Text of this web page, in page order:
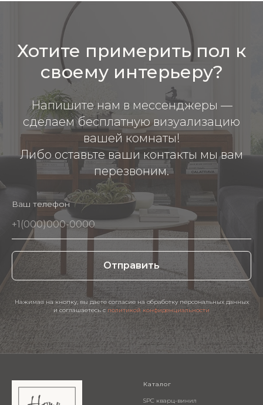
Хотите примерить пол к
своему интерьеру?
Напишите нам в мессенджеры —
сделаем бесплатную визуализацию
вашей комнаты!
Либо оставьте ваши контакты мы вам
перезвоним.
Ваш телефон
Отправить
Нажимая на кнопку, вы даете согласие на обработку персональных данных
и соглашаетесь c политикой конфиденциальности
Каталог
SPC кварц-винил